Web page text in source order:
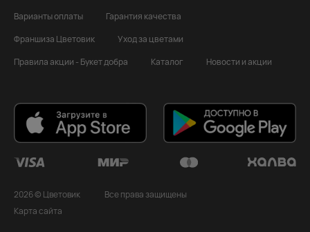
Варианты оплаты
Гарантия качества
Франшиза Цветовик
Уход за цветами
Правила акции - Букет добра
Каталог Новости и акции
2026 © Цветовик
Все права защищены
Карта сайта